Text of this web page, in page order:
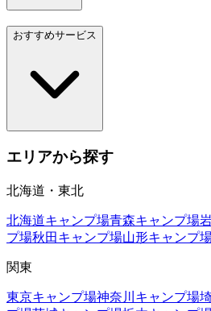
おすすめサービス
エリアから探す
北海道・東北
北海道キャンプ場青森キャンプ場
プ場秋田 キャンプ場山形キャンプ
関東
東京キャンプ場神奈川 キャンプ場